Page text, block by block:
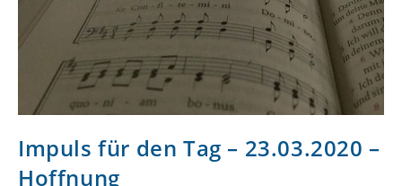
Impuls für den Tag – 23.03.2020 –
Hoffnung